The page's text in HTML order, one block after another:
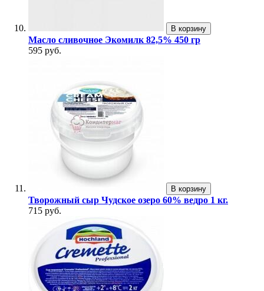
В корзину
Масло сливочное Экомилк 82,5% 450 гр
595 руб.
В корзину
Творожный сыр Чудское озеро 60% ведро 1 кг.
715 руб.